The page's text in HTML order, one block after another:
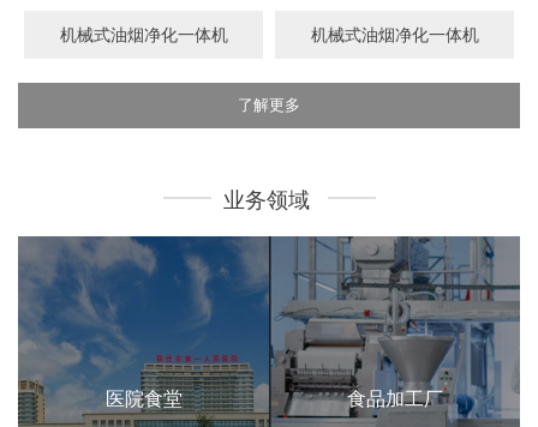
机械式油烟净化一体机 机械式油烟净化一体机
了解更多
业务领域
医院食堂 食品加工厂